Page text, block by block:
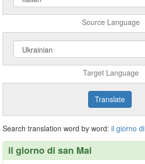
Source Language
Target Language
Search translation word by word: il giorno di
il giorno di san Mai